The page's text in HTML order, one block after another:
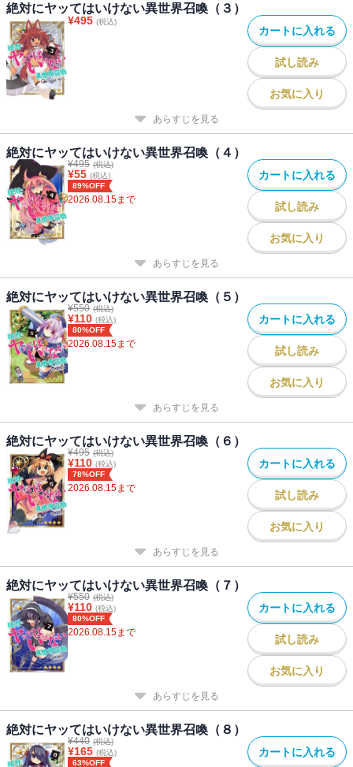
絶対にヤッてはいけない異世界召喚（３）
¥495 (税込)
カートに入れる
試し読み
お気に入り
あらすじを見る
絶対にヤッてはいけない異世界召喚（４）
¥495 (税込)
¥55 (税込)
89%OFF
2026.08.15まで
カートに入れる
試し読み
お気に入り
あらすじを見る
絶対にヤッてはいけない異世界召喚（５）
¥550 (税込)
¥110 (税込)
80%OFF
2026.08.15まで
カートに入れる
試し読み
お気に入り
あらすじを見る
絶対にヤッてはいけない異世界召喚（６）
¥495 (税込)
¥110 (税込)
78%OFF
2026.08.15まで
カートに入れる
試し読み
お気に入り
あらすじを見る
絶対にヤッてはいけない異世界召喚（７）
¥550 (税込)
¥110 (税込)
80%OFF
2026.08.15まで
カートに入れる
試し読み
お気に入り
あらすじを見る
絶対にヤッてはいけない異世界召喚（８）
¥440 (税込)
¥165 (税込)
63%OFF
カートに入れる